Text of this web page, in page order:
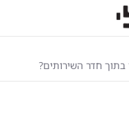
חדר השירותים?